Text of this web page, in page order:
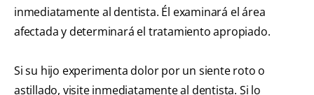
inmediatamente al dentista. Él examinará el área
afectada y determinará el tratamiento apropiado.
Si su hijo experimenta dolor por un siente roto o
astillado, visite inmediatamente al dentista. Si lo